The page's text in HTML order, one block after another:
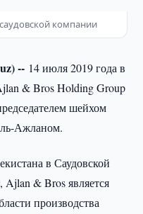
компании
-- 14 июля 2019 года в
& Bros Holding Group
шейхом
Ажланом.
в Саудовской
Ajlan & Bros является
производства